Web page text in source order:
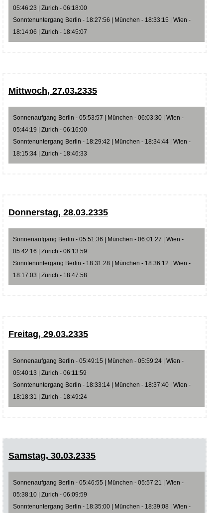
05:46:23 | Zürich - 06:18:00
Sonntenuntergang Berlin - 18:27:56 | München - 18:33:15 | Wien -
18:14:06 | Zürich - 18:45:07
Mittwoch, 27.03.2335
Sonnenaufgang Berlin - 05:53:57 | München - 06:03:30 | Wien -
05:44:19 | Zürich - 06:16:00
Sonntenuntergang Berlin - 18:29:42 | München - 18:34:44 | Wien -
18:15:34 | Zürich - 18:46:33
Donnerstag, 28.03.2335
Sonnenaufgang Berlin - 05:51:36 | München - 06:01:27 | Wien -
05:42:16 | Zürich - 06:13:59
Sonntenuntergang Berlin - 18:31:28 | München - 18:36:12 | Wien -
18:17:03 | Zürich - 18:47:58
Freitag, 29.03.2335
Sonnenaufgang Berlin - 05:49:15 | München - 05:59:24 | Wien -
05:40:13 | Zürich - 06:11:59
Sonntenuntergang Berlin - 18:33:14 | München - 18:37:40 | Wien -
18:18:31 | Zürich - 18:49:24
Samstag, 30.03.2335
Sonnenaufgang Berlin - 05:46:55 | München - 05:57:21 | Wien -
05:38:10 | Zürich - 06:09:59
Sonntenuntergang Berlin - 18:35:00 | München - 18:39:08 | Wien -